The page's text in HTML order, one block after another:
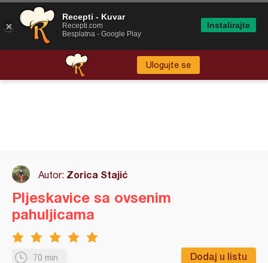
Ulogujte se
Autor: Zorica Stajić
70 min Dodaj u listu
Pljeskavice sa ovsenim
pahuljicama
Recepti - Kuvar
Recepti.com
Besplatna - Google Play
Instalirajte